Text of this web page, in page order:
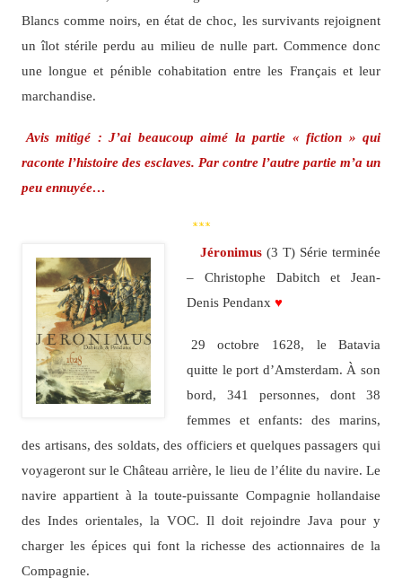
Blancs comme noirs, en état de choc, les survivants rejoignent
un îlot stérile perdu au milieu de nulle part. Commence donc
une longue et pénible cohabitation entre les Français et leur
marchandise.
Avis mitigé : J’ai beaucoup aimé la partie « fiction » qui
raconte l’histoire des esclaves. Par contre l’autre partie m’a un
peu ennuyée…
***
Jéronimus(3 T) Série terminée
– Christophe Dabitch et Jean-
Denis Pendanx ♥
29 octobre 1628, le Batavia
quitte le port d’Amsterdam. À son
bord, 341 personnes, dont 38
femmes et enfants: des marins,
des artisans, des soldats, des officiers et quelques passagers qui
voyageront sur le Château arrière, le lieu de l’élite du navire. Le
navire appartient à la toute-puissante Compagnie hollandaise
des Indes orientales, la VOC. Il doit rejoindre Java pour y
charger les épices qui font la richesse des actionnaires de la
Compagnie.